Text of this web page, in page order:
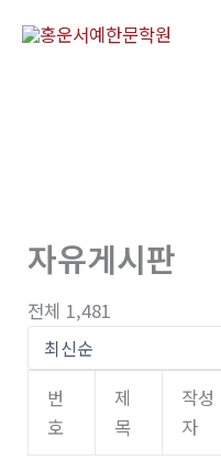
자유게시판
전체 1,481
번
호
제
목
작성
자